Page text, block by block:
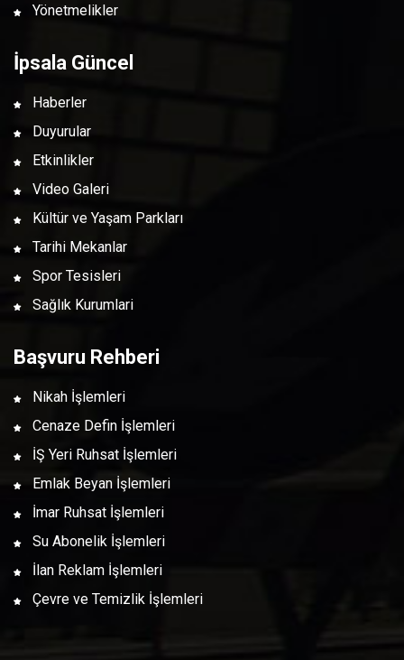
Yönetmelikler
İpsala Güncel
Haberler
Duyurular
Etkinlikler
Video Galeri
Kültür ve Yaşam Parkları
Tarihi Mekanlar
Spor Tesisleri
Sağlık Kurumlari
Başvuru Rehberi
Nikah İşlemleri
Cenaze Defin İşlemleri
İŞ Yeri Ruhsat İşlemleri
Emlak Beyan İşlemleri
İmar Ruhsat İşlemleri
Su Abonelik İşlemleri
İlan Reklam İşlemleri
Çevre ve Temizlik İşlemleri